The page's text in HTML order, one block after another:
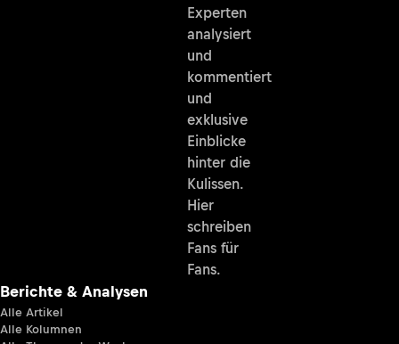
Experten
analysiert
und
kommentiert
und
exklusive
Einblicke
hinter die
Kulissen.
Hier
schreiben
Fans für
Fans.
Berichte & Analysen
Alle Artikel
Alle Kolumnen